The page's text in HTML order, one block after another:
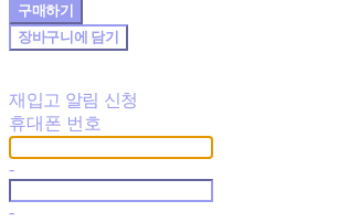
구매하기
장바구니에 담기
재입고 알림 신청
휴대폰 번호
-
-